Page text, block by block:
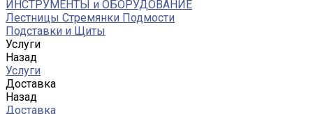
ИНСТРУМЕНТЫ и ОБОРУДОВАНИЕ
Лестницы Стремянки Подмости
Подставки и Щиты
Услуги
Назад
Услуги
Доставка
Назад
Доставка